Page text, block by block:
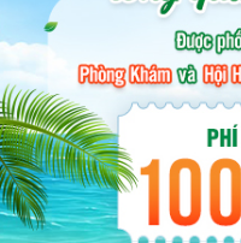
BỆNH HẬU MÔN
BỆNH XÃ HỘI